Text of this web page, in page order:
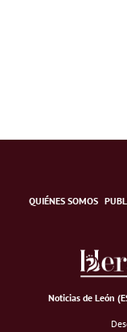
QUIÉNES SOMOS
Noticias de León